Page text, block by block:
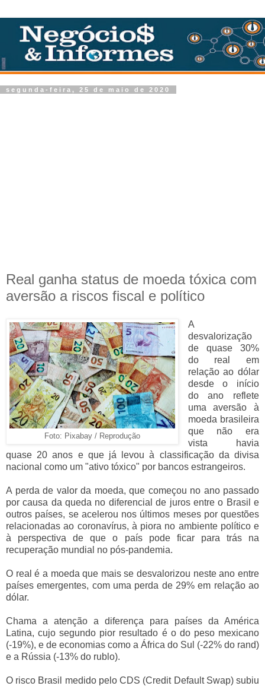
segunda-feira, 25 de maio de 2020
Real ganha status de moeda tóxica com
aversão a riscos fiscal e político
Foto: Pixabay / Reprodução
A
desvalorização
de quase 30%
do real em
relação ao dólar
desde o início
do ano reflete
uma aversão à
moeda brasileira
que não era
vista havia
quase 20 anos e que já levou à classificação da divisa
nacional como um "ativo tóxico" por bancos estrangeiros.
A perda de valor da moeda, que começou no ano passado
por causa da queda no diferencial de juros entre o Brasil e
outros países, se acelerou nos últimos meses por questões
relacionadas ao coronavírus, à piora no ambiente político e
à perspectiva de que o país pode ficar para trás na
recuperação mundial no pós-pandemia.
O real é a moeda que mais se desvalorizou neste ano entre
países emergentes, com uma perda de 29% em relação ao
dólar.
Chama a atenção a diferença para países da América
Latina, cujo segundo pior resultado é o do peso mexicano
(-19%), e de economias como a África do Sul (-22% do rand)
e a Rússia (-13% do rublo).
O risco Brasil medido pelo CDS (Credit Default Swap) subiu